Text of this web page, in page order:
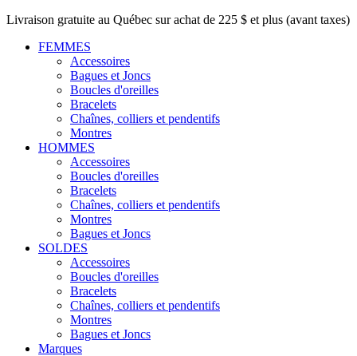
Livraison gratuite au Québec sur achat de 225 $ et plus (avant taxes)
FEMMES
Accessoires
Bagues et Joncs
Boucles d'oreilles
Bracelets
Chaînes, colliers et pendentifs
Montres
HOMMES
Accessoires
Boucles d'oreilles
Bracelets
Chaînes, colliers et pendentifs
Montres
Bagues et Joncs
SOLDES
Accessoires
Boucles d'oreilles
Bracelets
Chaînes, colliers et pendentifs
Montres
Bagues et Joncs
Marques